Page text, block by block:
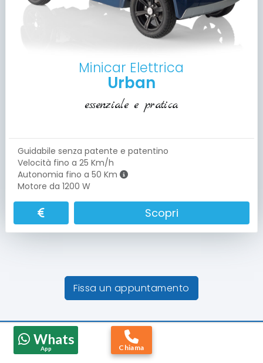
Minicar Elettrica
Urban
essenziale e pratica
Guidabile senza patente e patentino
Velocità fino a 25 Km/h
Autonomia fino a 50 Km
Motore da 1200 W
Scopri
Fissa un appuntamento
Negozi Reamed – Trova la Sede Più Vicina
Scopri la nostra selezione di scooter per disabili
Whats
App Chiama